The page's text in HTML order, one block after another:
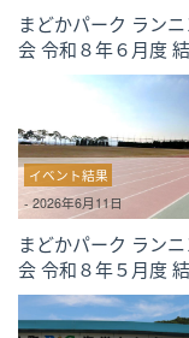
まどかパーク ラン
会 令和８年６月度
イベント結果
-2026年6月11日
まどかパーク ラン
会 令和８年５月度